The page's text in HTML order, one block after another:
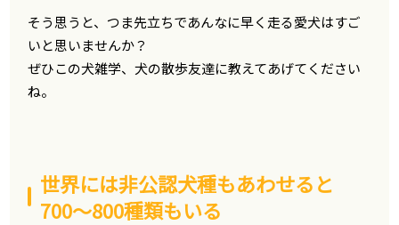
そう思うと、つま先立ちであんなに早く走る愛犬はすご
いと思いませんか？
ぜひこの犬雑学、犬の散歩友達に教えてあげてください
ね。
世界には非公認犬種もあわせると
700〜800種類もいる